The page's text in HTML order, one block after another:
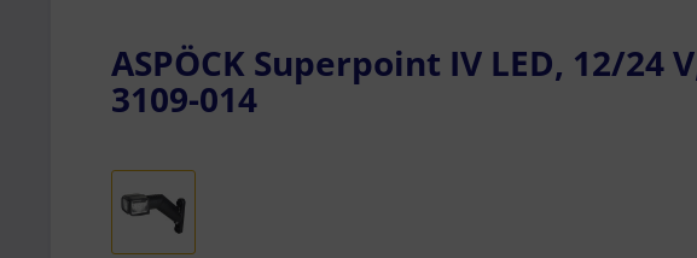
ASPÖCK Superpoint IV LED, 12/24
3109-014